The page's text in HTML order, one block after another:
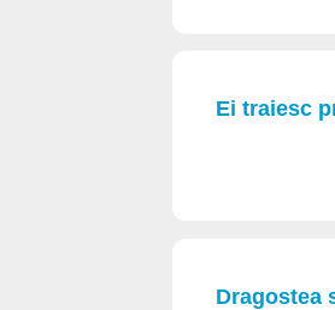
Ei traiesc
Dragostea